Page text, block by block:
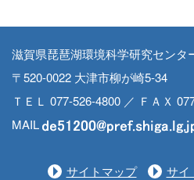
滋賀県琵琶湖環境科学研究センタ
〒520-0022 大津市柳が崎5-34
ＴＥＬ 077-526-4800 ／ ＦＡＸ
MAIL
サイトマップ サイ